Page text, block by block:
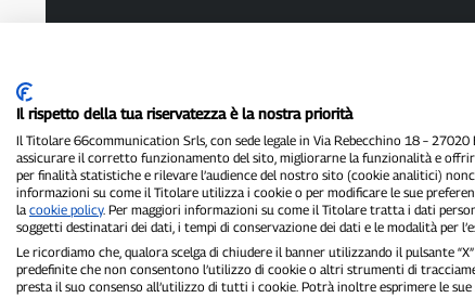
Il rispetto della tua riservatezza è la nostra priorità
Il Titolare 66communication Srls, con sede legale in Via Rebecchino 18 –
assicurare il corretto funzionamento del sito, migliorarne la funzionalità e
per finalità statistiche e rilevare l’audience del nostro sito (cookie analitici)
informazioni su come il Titolare utilizza i cookie o per modificare le sue
la cookie policy. Per maggiori informazioni su come il Titolare tratta i dati
soggetti destinatari dei dati, i tempi di conservazione dei dati e le modalità per
Le ricordiamo che, qualora scelga di chiudere il banner utilizzando il pulsante
predefinite che non consentono l’utilizzo di cookie o altri strumenti di
presta il suo consenso all’utilizzo di tutti i cookie. Potrà inoltre esprimere le